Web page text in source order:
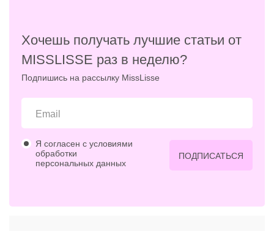
Хочешь получать лучшие статьи от
MISSLISSE раз в неделю?
Подпишись на рассылку MissLisse
Я согласен с условиями
обработки
персональных данных
ПОДПИСАТЬСЯ